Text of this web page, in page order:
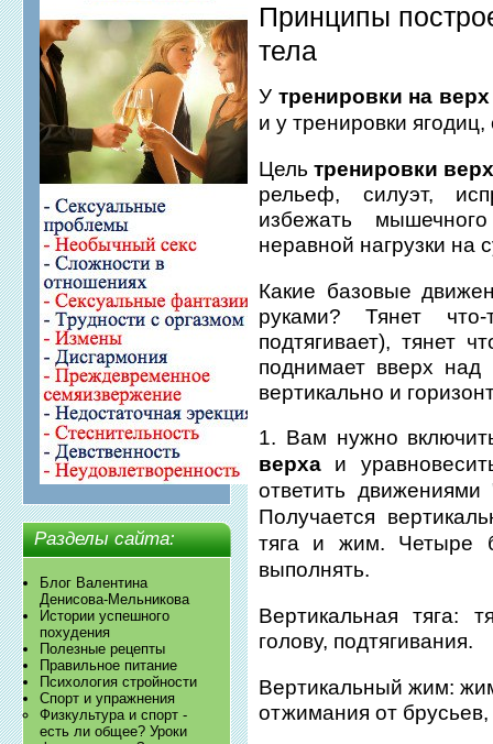
Разделы сайта:
Блог Валентина
Денисова-Мельникова
Истории успешного
похудения
Полезные рецепты
Правильное питание
Психология стройности
Спорт и упражнения
Физкультура и спорт -
есть ли общее? Уроки
Принципы
тела
У тренировки на верх
и у тренировки
Цельтренировки
рельеф, силуэт,
избежать
неравной нагрузки на
Какие базовые
руками? Тянет
подтягивает), тянет
поднимает вверх над
вертикально и
1. Вам нужно
верха и
ответить
Получается
тяга и жим. Четыре
выполнять.
Вертикальная тяга:
голову, подтягивания.
Вертикальный жим:
отжимания от